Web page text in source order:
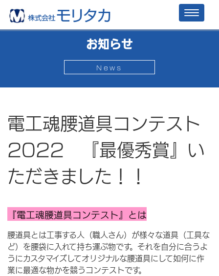
お知らせ
News
電工魂腰道具コンテスト
2022 『最優秀賞』い
ただきました！！
『電工魂腰道具コンテスト』とは
腰道具とは工事する人（職人さん）が様々な道具（工具な
ど）を腰袋に入れて持ち運ぶ物です。それを自分に合うよ
うにカスタマイズしてオリジナルな腰道具にして如何に作
業に最適な物かを競うコンテストです。